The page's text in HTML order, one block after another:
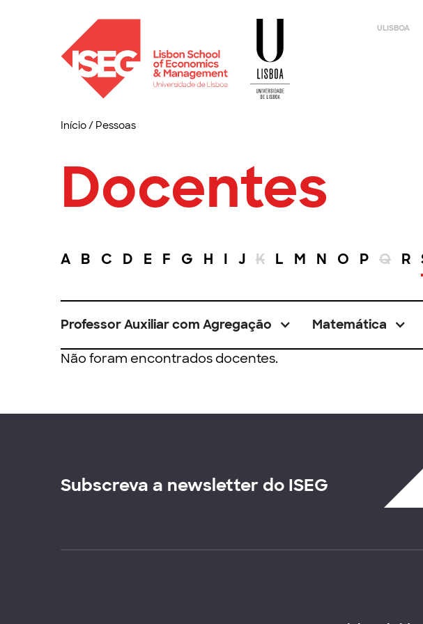
ULISBOA
Início/ Pessoas
Docentes
A B C D E F G H I J K L M N O P Q R
Professor Auxiliar com Agregação Matemática
Não foram encontrados docentes.
Subscreva a newsletter do ISEG